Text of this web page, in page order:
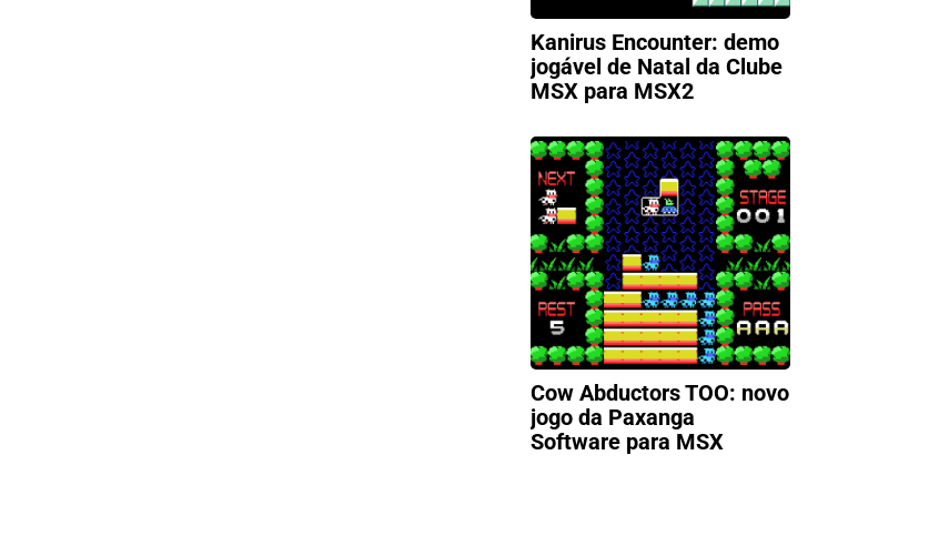
Kanirus Encounter: demo
jogável de Natal da Clube
MSX para MSX2
Cow Abductors TOO: novo
jogo da Paxanga
Software para MSX